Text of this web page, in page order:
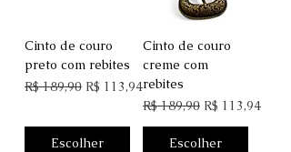
Cinto de couro
preto com rebites
Preço normal
R$ 189,90 Preço promocional
R$ 113,94
Escolher
Cinto de couro
creme com
rebites
Preço normal
R$ 189,90 Preço
R$ 113,94
Escolher